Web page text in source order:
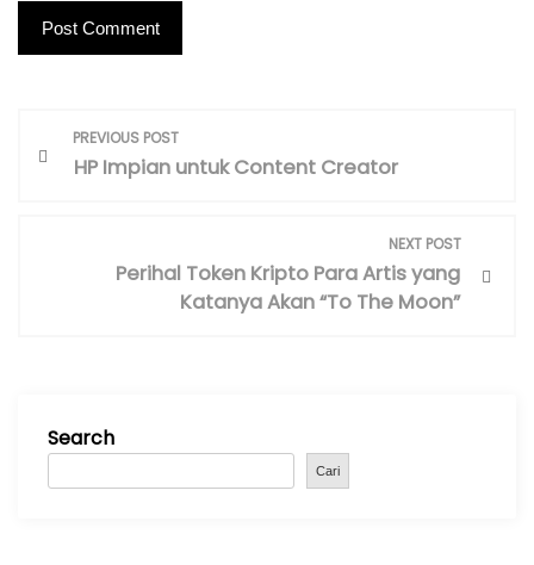
PREVIOUS POST
HP Impian untuk Content Creator
NEXT POST
Perihal Token Kripto Para Artis yang
Katanya Akan “To The Moon”
Search
Cari